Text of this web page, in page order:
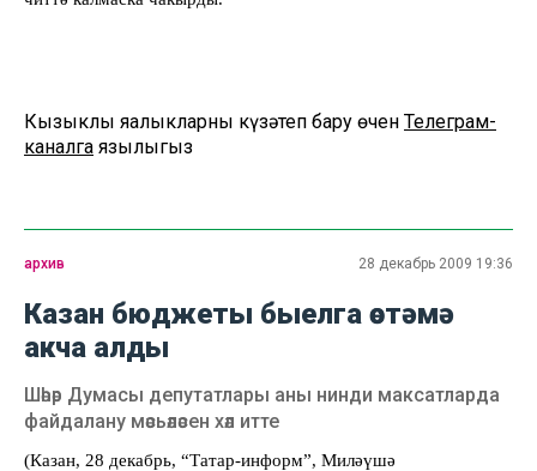
Кызыклы яңалыкларны күзәтеп бару өчен Телеграм-
каналга язылыгыз
архив 28 декабрь 2009 19:36
Казан бюджеты быелга өстәмә
акча алды
Шәһәр Думасы депутатлары аны нинди максатларда
файдалану мәсьәләсен хәл итте
(Казан, 28 декабрь, “Татар-информ”, Миләүшә